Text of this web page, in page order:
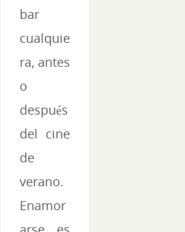
bar
cualquie
ra, antes
o
después
del cine
de
verano.
Enamor